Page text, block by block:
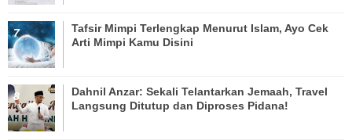
Tafsir Mimpi Terlengkap Menurut Islam, Ayo Cek
Arti Mimpi Kamu Disini
Dahnil Anzar: Sekali Telantarkan Jemaah, Travel
Langsung Ditutup dan Diproses Pidana!